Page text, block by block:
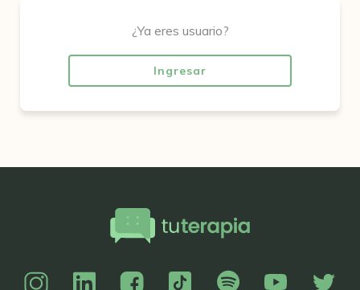
¿Ya eres usuario?
Ingresar